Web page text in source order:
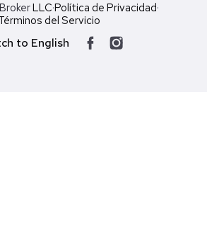
LLC·Política de Privacidad·
del Servicio
to English